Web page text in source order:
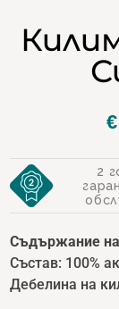
€
2
Съдържание
Състав: 100%
Дебелина на